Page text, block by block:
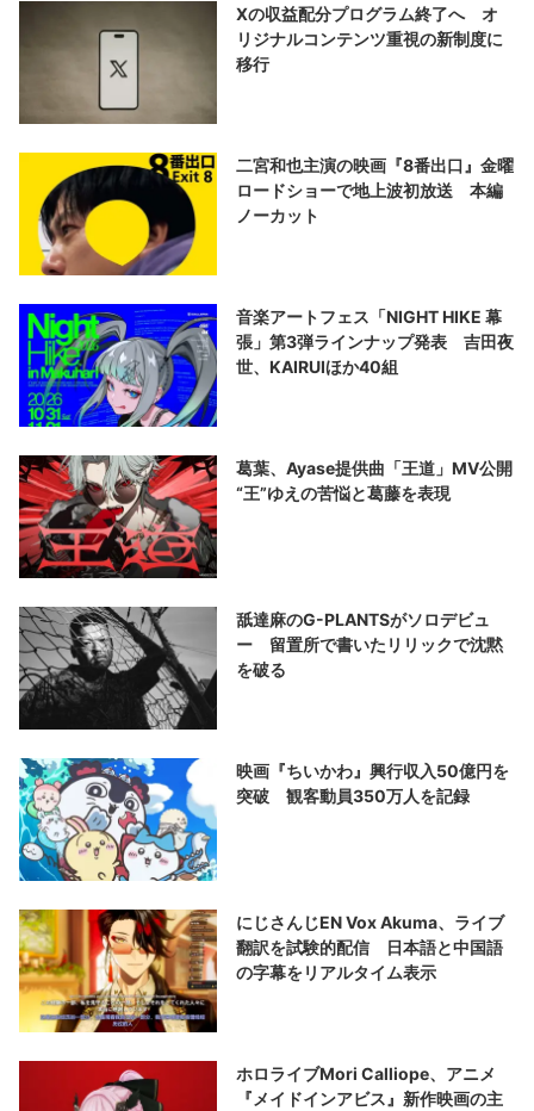
Xの収益配分プログラム終了へ オ
リジナルコンテンツ重視の新制度に
移行
二宮和也主演の映画『8番出口』金曜
ロードショーで地上波初放送 本編
ノーカット
音楽アートフェス「NIGHT HIKE 幕
張」第3弾ラインナップ発表 吉田夜
世、KAIRUIほか40組
葛葉、Ayase提供曲「王道」MV公開
“王”ゆえの苦悩と葛藤を表現
舐達麻のG-PLANTSがソロデビュ
ー 留置所で書いたリリックで沈黙
を破る
映画『ちいかわ』興行収入50億円を
突破 観客動員350万人を記録
にじさんじEN Vox Akuma、ライブ
翻訳を試験的配信 日本語と中国語
の字幕をリアルタイム表示
ホロライブMori Calliope、アニメ
『メイドインアビス』新作映画の主